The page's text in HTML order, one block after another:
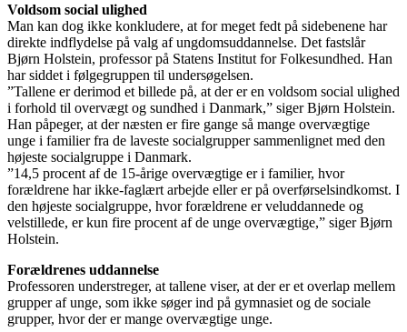
Voldsom social ulighed
Man kan dog ikke konkludere, at for meget fedt på sidebenene har
direkte indflydelse på valg af ungdomsuddannelse. Det fastslår
Bjørn Holstein, professor på Statens Institut for Folkesundhed. Han
har siddet i følgegruppen til undersøgelsen.
”Tallene er derimod et billede på, at der er en voldsom social ulighed
i forhold til overvægt og sundhed i Danmark,” siger Bjørn Holstein.
Han påpeger, at der næsten er fire gange så mange overvægtige
unge i familier fra de laveste socialgrupper sammenlignet med den
højeste socialgruppe i Danmark.
”14,5 procent af de 15-årige overvægtige er i familier, hvor
forældrene har ikke-faglært arbejde eller er på overførselsindkomst. I
den højeste socialgruppe, hvor forældrene er veluddannede og
velstillede, er kun fire procent af de unge overvægtige,” siger Bjørn
Holstein.
Forældrenes uddannelse
Professoren understreger, at tallene viser, at der er et overlap mellem
grupper af unge, som ikke søger ind på gymnasiet og de sociale
grupper, hvor der er mange overvægtige unge.